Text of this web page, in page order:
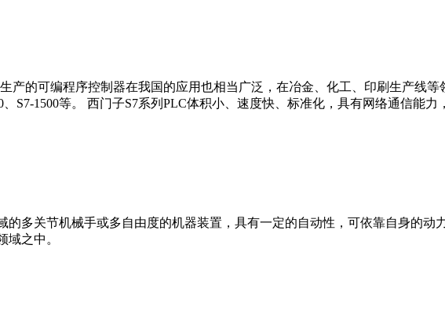
产的可编程序控制器在我国的应用也相当广泛，在冶金、化工、印刷生产线
、S7-1500等。 西门子S7系列PLC体积小、速度快、标准化，具有网络通信能力
的多关节机械手或多自由度的机器装置，具有一定的自动性，可依靠自身的
域之中。